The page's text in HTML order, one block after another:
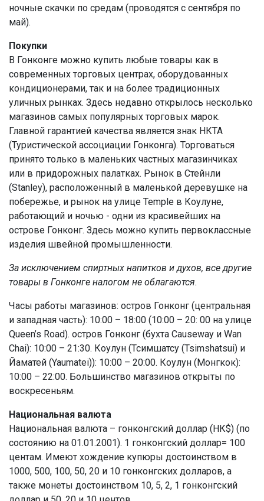
ночные скачки по средам (проводятся с сентября по
май).
Покупки
В Гонконге можно купить любые товары как в
современных торговых центрах, оборудованных
кондиционерами, так и на более традиционных
уличных рынках. Здесь недавно открылось несколько
магазинов самых популярных торговых марок.
Главной гарантией качества является знак НКТА
(Туристической ассоциации Гонконга). Торговаться
принято только в маленьких частных магазинчиках
или в придорожных палатках. Рынок в Стейнли
(Stanley), расположенный в маленькой деревушке на
побережье, и рынок на улице Temple в Коулуне,
работающий и ночью - одни из красивейших на
острове Гонконг. Здесь можно купить первоклассные
изделия швейной промышленности.
За исключением спиртных напитков и духов, все другие
товары в Гонконге налогом не облагаются.
Часы работы магазинов: остров Гонконг (центральная
и западная часть): 10:00 – 18:00 (10:00 – 20: 00 на улице
Queen’s Road). остров Гонконг (бухта Causeway и Wan
Chai): 10:00 – 21:30. Коулун (Тсимшатсу (Tsimshatsui) и
Йаматей (Yaumatei)): 10:00 – 20:00. Коулун (Монгкок):
10:00 – 22:00. Большинство магазинов открыты по
воскресеньям.
Национальная валюта
Национальная валюта – гонконгский доллар (НК$) (по
состоянию на 01.01.2001). 1 гонконгский доллар= 100
центам. Имеют хождение купюры достоинством в
1000, 500, 100, 50, 20 и 10 гонконгских долларов, а
также монеты достоинством 10, 5, 2, 1 гонконгский